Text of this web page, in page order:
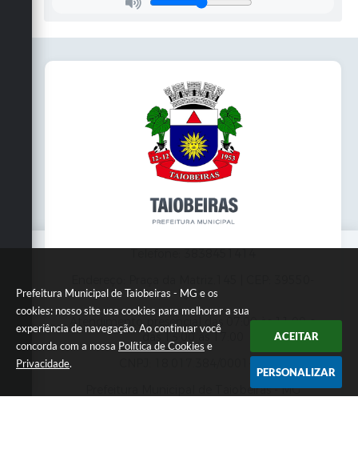
Prefeitura Municipal de Taiobeiras - MG e os
cookies: nosso site usa cookies para melhorar a sua
experiência de navegação. Ao continuar você
concorda com a nossa Política de Cookies e
Privacidade.
ACEITAR
PERSONALIZAR
000
Atendimento presencial das 07:00 às 11:00 e
das 13:00 às 17:00
Prefeitura Municipal de Taiobeiras - MG